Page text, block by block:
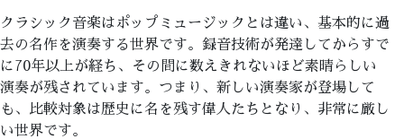
クラシック音楽はポップミュージックとは違い、基本的に過
去の名作を演奏する世界です。録音技術が発達してからすで
に70年以上が経ち、その間に数えきれないほど素晴らしい
演奏が残されています。つまり、新しい演奏家が登場して
も、比較対象は歴史に名を残す偉人たちとなり、非常に厳し
い世界です。